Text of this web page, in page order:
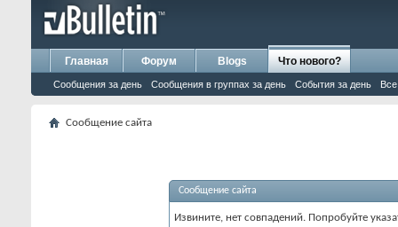
Главная Форум Blogs Что нового?
Сообщения за день Сообщения в группах за день События за день
Сообщение сайта
Сообщение сайта
Извините, нет совпадений. Попробуйте